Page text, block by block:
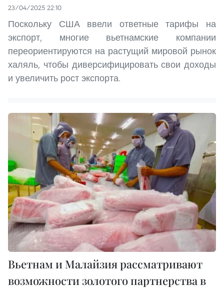
23/04/2025 22:10
Поскольку США ввели ответные тарифы на
экспорт, многие вьетнамские компании
переориентируются на растущий мировой рынок
халяль, чтобы диверсифицировать свои доходы
и увеличить рост экспорта.
Вьетнам и Малайзия рассматривают
возможности золотого партнерства в